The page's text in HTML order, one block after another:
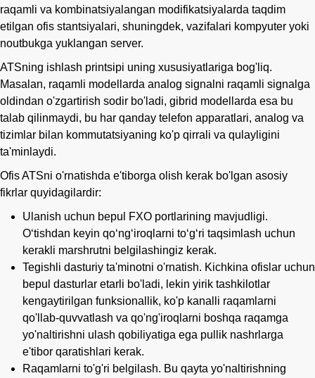
raqamli va kombinatsiyalangan modifikatsiyalarda taqdim
etilgan ofis stantsiyalari, shuningdek, vazifalari kompyuter yoki
noutbukga yuklangan server.
ATSning ishlash printsipi uning xususiyatlariga bog'liq.
Masalan, raqamli modellarda analog signalni raqamli signalga
oldindan o'zgartirish sodir bo'ladi, gibrid modellarda esa bu
talab qilinmaydi, bu har qanday telefon apparatlari, analog va
tizimlar bilan kommutatsiyaning ko'p qirrali va qulayligini
ta'minlaydi.
Ofis ATSni o'rnatishda e'tiborga olish kerak bo'lgan asosiy
fikrlar quyidagilardir:
Ulanish uchun bepul FXO portlarining mavjudligi.
Oʻtishdan keyin qoʻngʻiroqlarni toʻgʻri taqsimlash uchun
kerakli marshrutni belgilashingiz kerak.
Tegishli dasturiy ta'minotni o'rnatish. Kichkina ofislar uchun
bepul dasturlar etarli bo'ladi, lekin yirik tashkilotlar
kengaytirilgan funksionallik, ko'p kanalli raqamlarni
qo'llab-quvvatlash va qo'ng'iroqlarni boshqa raqamga
yo'naltirishni ulash qobiliyatiga ega pullik nashrlarga
e'tibor qaratishlari kerak.
Raqamlarni to'g'ri belgilash. Bu qayta yo'naltirishning